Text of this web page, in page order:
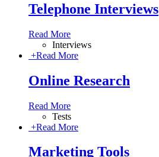
Telephone Interviews
Read More
Interviews
+Read More
Online Research
Read More
Tests
+Read More
Marketing Tools